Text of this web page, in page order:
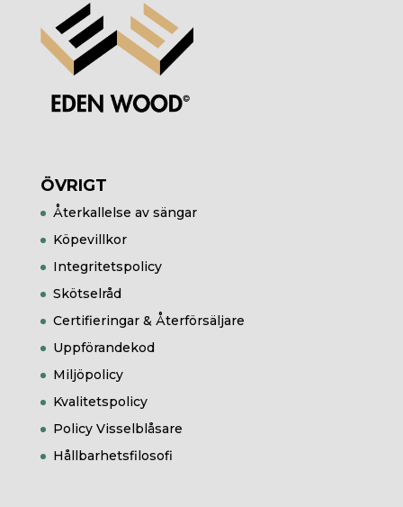
ÖVRIGT
Återkallelse av sängar
Köpevillkor
Integritetspolicy
Skötselråd
Certifieringar & Återförsäljare
Uppförandekod
Miljöpolicy
Kvalitetspolicy
Policy Visselblåsare
Hållbarhetsfilosofi